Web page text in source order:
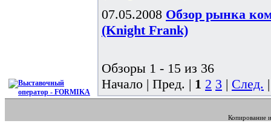
07.05.2008 Обзор рынка
(Knight Frank)
Обзоры 1 - 15 из 36
Начало | Пред. | 1 2 3 | След.
Копирование